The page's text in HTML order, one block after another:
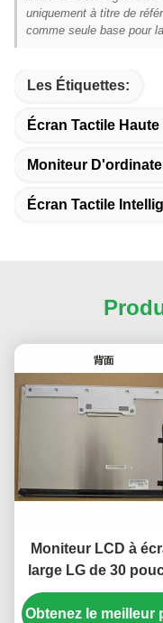
uniquement à titre de
comme seule base pour
Les Étiquettes:
Écran Tactile
Moniteur
Écran Tactile
Moniteur LCD à
large LG de 30
avec une résolution
2560*1600 et une
Obtenez le meilleur